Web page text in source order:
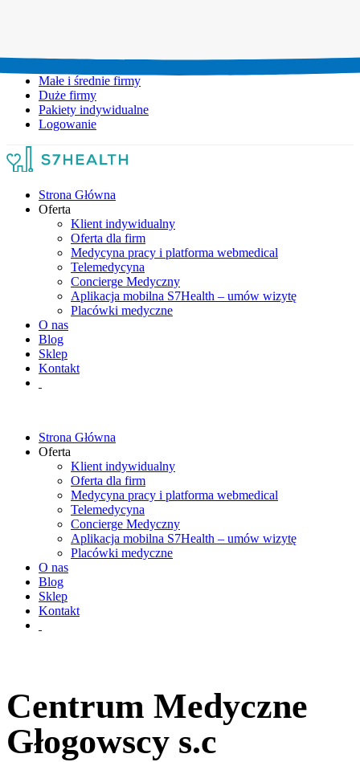
Małe i średnie firmy
Duże firmy
Pakiety indywidualne
Logowanie
Strona Główna
Oferta
Klient indywidualny
Oferta dla firm
Medycyna pracy i platforma webmedical
Telemedycyna
Concierge Medyczny
Aplikacja mobilna S7Health – umów wizytę
Placówki medyczne
O nas
Blog
Sklep
Kontakt
Strona Główna
Oferta
Klient indywidualny
Oferta dla firm
Medycyna pracy i platforma webmedical
Telemedycyna
Concierge Medyczny
Aplikacja mobilna S7Health – umów wizytę
Placówki medyczne
O nas
Blog
Sklep
Kontakt
Centrum Medyczne
Głogowscy s.c